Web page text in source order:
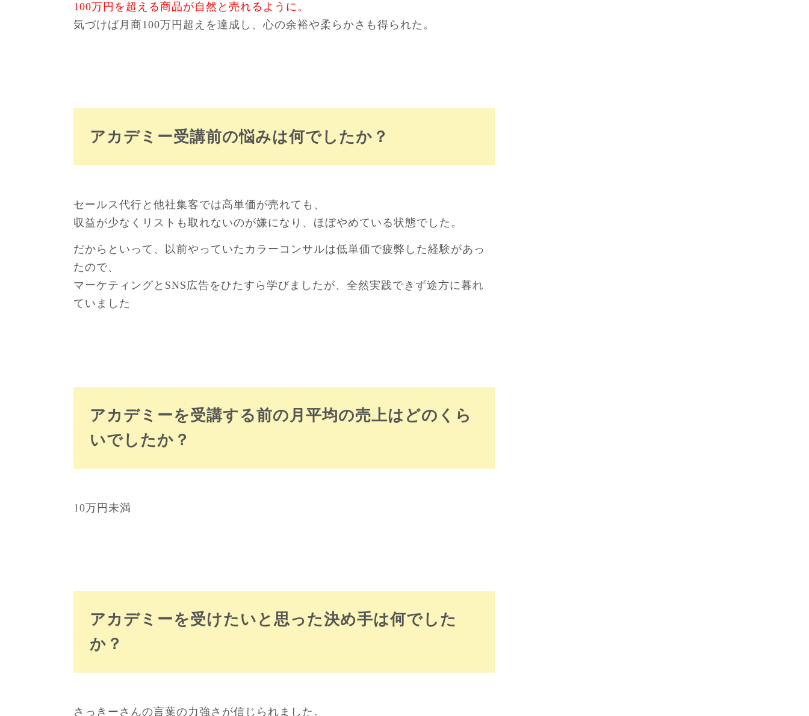
100万円を超える商品が自然と売れるように。
気づけば月商100万円超えを達成し、心の余裕や柔らかさも得られた。
アカデミー受講前の悩みは何でしたか？
セールス代行と他社集客では高単価が売れても、
収益が少なくリストも取れないのが嫌になり、ほぼやめている状態でした。
だからといって、以前やっていたカラーコンサルは低単価で疲弊した経験があっ
たので、
マーケティングとSNS広告をひたすら学びましたが、全然実践できず途方に暮れ
ていました
アカデミーを受講する前の月平均の売上はどのくら
いでしたか？
10万円未満
アカデミーを受けたいと思った決め手は何でした
か？
さっきーさんの言葉の力強さが信じられました。